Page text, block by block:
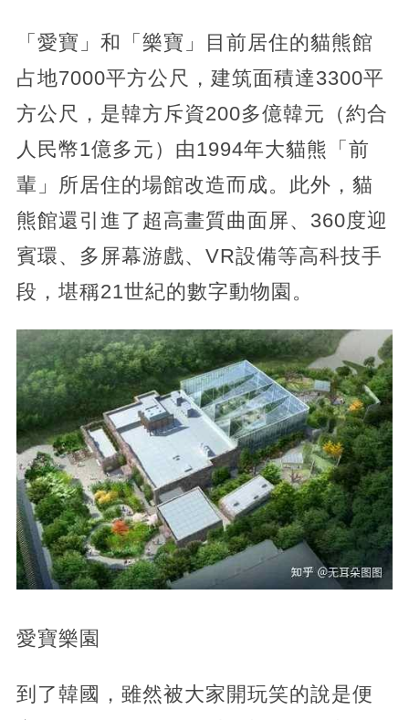
「愛寶」和「樂寶」目前居住的貓熊館
占地7000平方公尺，建筑面積達3300平
方公尺，是韓方斥資200多億韓元（約合
人民幣1億多元）由1994年大貓熊「前
輩」所居住的場館改造而成。此外，貓
熊館還引進了超高畫質曲面屏、360度迎
賓環、多屏幕游戲、VR設備等高科技手
段，堪稱21世紀的數字動物園。
愛寶樂園
到了韓國，雖然被大家開玩笑的說是便